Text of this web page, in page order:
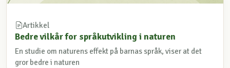
Artikkel
Bedre vilkår for språkutvikling i naturen
En studie om naturens effekt på barnas språk, viser at det
gror bedre i naturen